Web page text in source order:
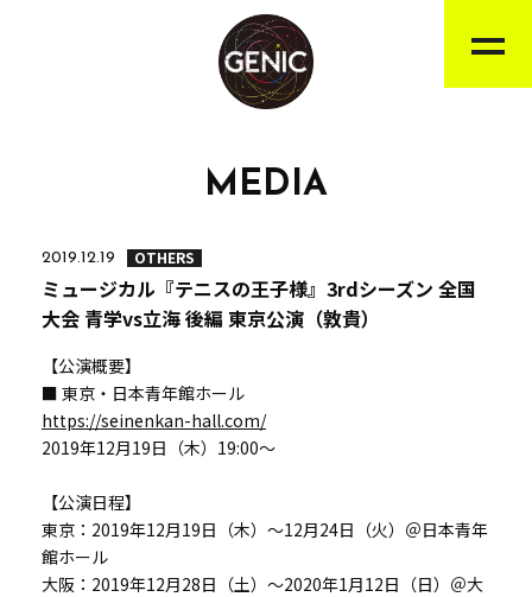
MEDIA
2019.12.19 OTHERS
ミュージカル『テニスの王子様』3rdシーズン 全国
大会 青学vs立海 後編 東京公演（敦貴）
【公演概要】
■ 東京・日本青年館ホール
https://seinenkan-hall.com/
2019年12月19日（木）19:00～
【公演日程】
東京：2019年12月19日（木）～12月24日（火）＠日本青年
館ホール
大阪：2019年12月28日（土）～2020年1月12日（日）＠大